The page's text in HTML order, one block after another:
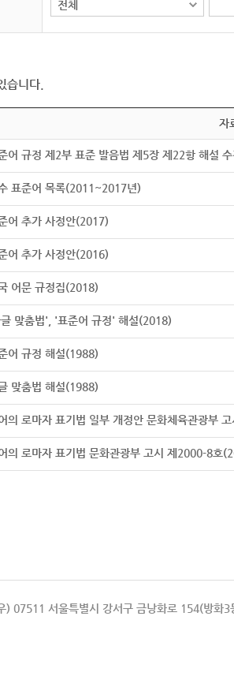
습니다.
자
어 규정 제2부 표준 발음법 제5장 제22항 해설
표준어 목록(2011~2017년)
어 추가 사정안(2017)
어 추가 사정안(2016)
어문 규정집(2018)
맞춤법', '표준어 규정' 해설(2018)
어 규정 해설(1988)
맞춤법 해설(1988)
의 로마자 표기법 일부 개정안 문화체육관광부
의 로마자 표기법 문화관광부 고시 제2000-8호
) 07511 서울특별시 강서구 금낭화로 154(방화3